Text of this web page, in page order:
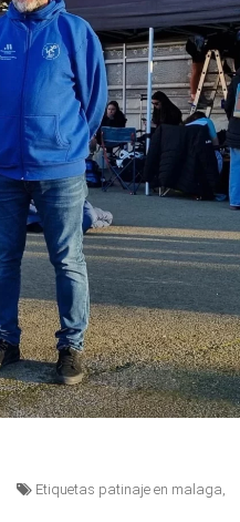
Etiquetas patinaje en malaga,